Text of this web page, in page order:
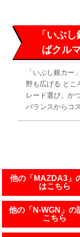
「いぶ
ばクル
「いぶし銀カー
野も広げる とこ
レード選び。か
バランスからコ
他の「MAZDA3」
はこちら
他の「N-WGN」の
こちら